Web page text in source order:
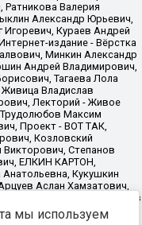
мы используем